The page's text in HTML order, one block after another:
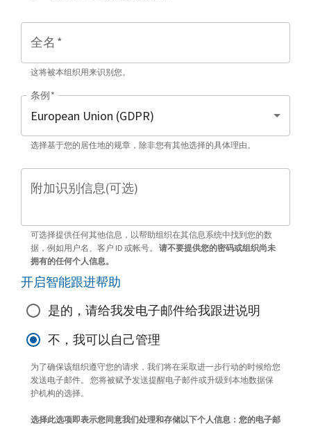
全名 *
这将被本组织用来识别您。
条例 *
选择基于您的居住地的规章，除非您有其他选择的具体理由。
附加识别信息(可选)
可选择提供任何其他信息，以帮助组织在其信息系统中找到您的数
据，例如用户名、客户 ID 或帐号。 请不要提供您的密码或组织尚未
拥有的任何个人信息。
开启智能跟进帮助
是的，请给我发电子邮件给我跟进说明
不，我可以自己管理
为了确保该组织遵守您的请求，我们将在采取进一步行动的时候给您
发送电子邮件。 您将被赋予发送提醒电子邮件或升级到本地数据保
护机构的选择。
选择此选项即表示您同意我们处理和存储以下个人信息：您的电子邮